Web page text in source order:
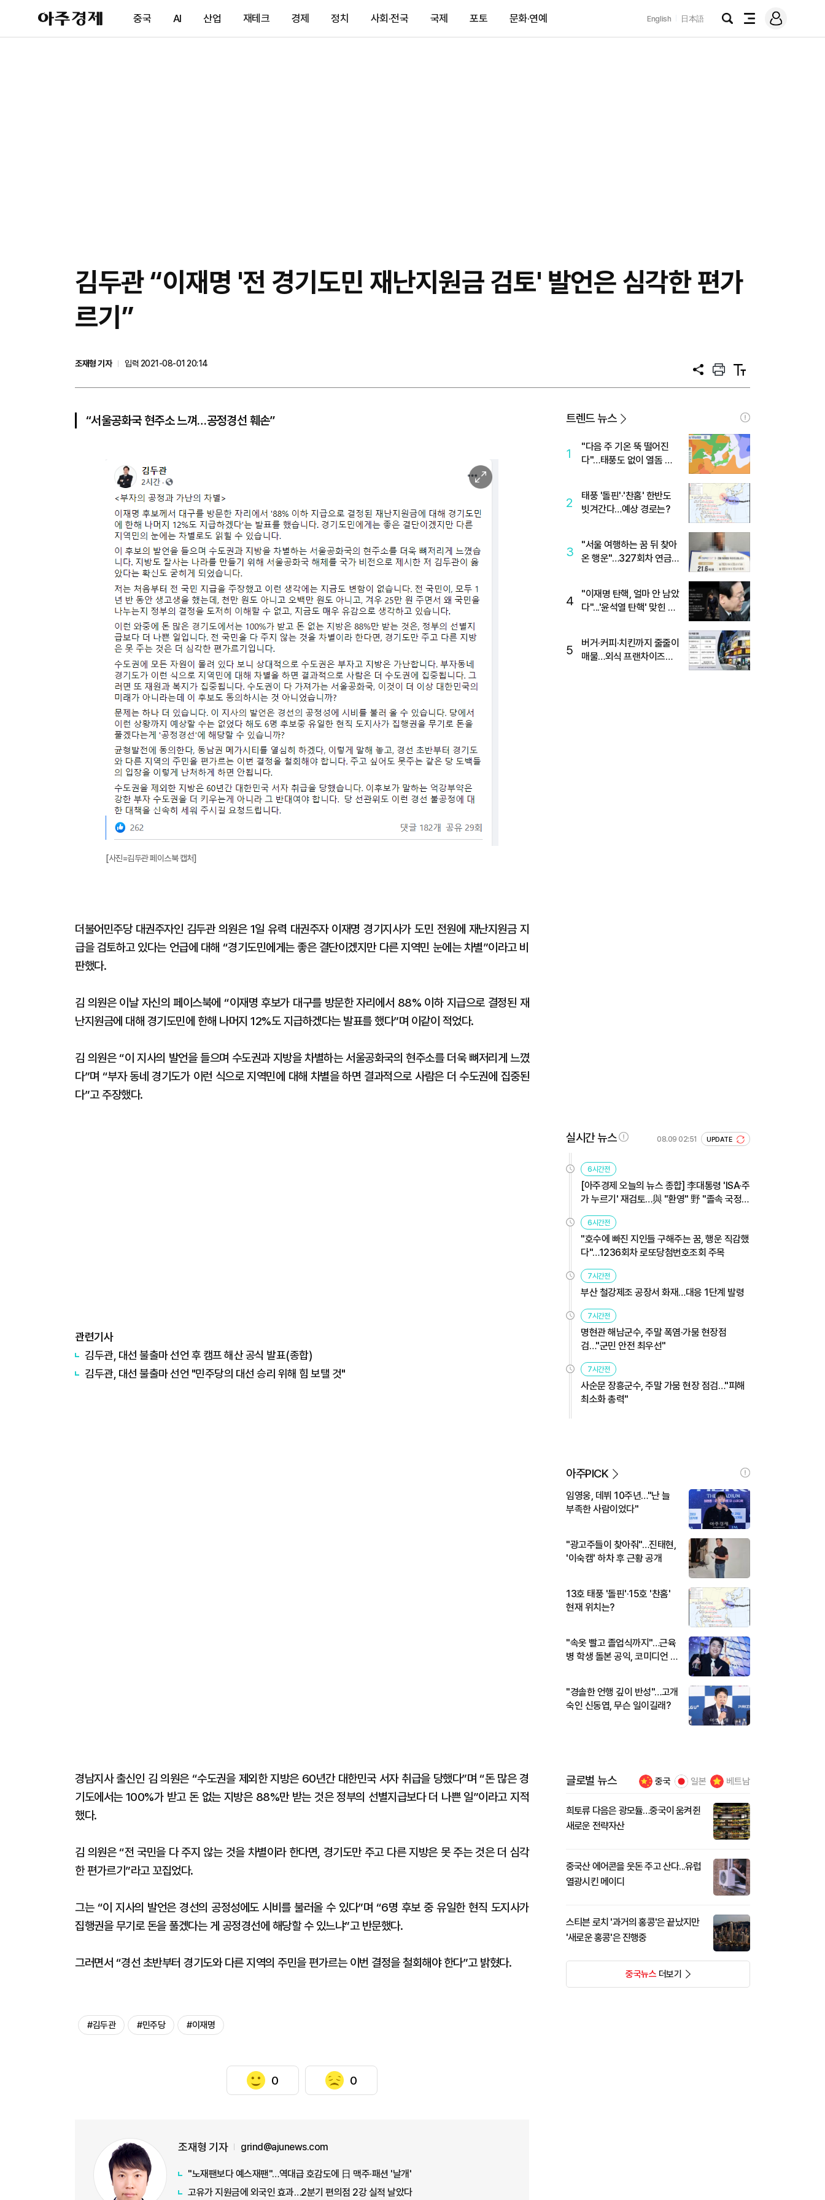
아
주
제
중국 AI 산업 재테크 경제 정치 사회·전국 국제 포토 문화·연예 English 日本語
검
전
메
그
김두관 “이재명 '전 경기도민 재난지원금 검토' 발언은 심각한 편가
르기”
조재형 기자
입력 2021-08-01 20:14
공
프
트
텍
트
“서울공화국 현주소 느껴…공정경선 훼손”
이
미
지
확
대
[사진=김두관 페이스북 캡처]
더불어민주당 대권주자인 김두관 의원은 1일 유력 대권주자 이재명 경기지사가 도민 전원에 재난지원금 지
급을 검토하고 있다는 언급에 대해 “경기도민에게는 좋은 결단이겠지만 다른 지역민 눈에는 차별”이라고 비
판했다.
김 의원은 이날 자신의 페이스북에 “이재명 후보가 대구를 방문한 자리에서 88% 이하 지급으로 결정된 재
난지원금에 대해 경기도민에 한해 나머지 12%도 지급하겠다는 발표를 했다”며 이같이 적었다.
김 의원은 “이 지사의 발언을 들으며 수도권과 지방을 차별하는 서울공화국의 현주소를 더욱 뼈저리게 느꼈
다”며 “부자 동네 경기도가 이런 식으로 지역민에 대해 차별을 하면 결과적으로 사람은 더 수도권에 집중된
다”고 주장했다.
관련기사
김두관, 대선 불출마 선언 후 캠프 해산 공식 발표(종합)
김두관, 대선 불출마 선언 "민주당의 대선 승리 위해 힘 보탤 것"
경남지사 출신인 김 의원은 “수도권을 제외한 지방은 60년간 대한민국 서자 취급을 당했다”며 “돈 많은 경
기도에서는 100%가 받고 돈 없는 지방은 88%만 받는 것은 정부의 선별지급보다 더 나쁜 일”이라고 지적
했다.
김 의원은 “전 국민을 다 주지 않는 것을 차별이라 한다면, 경기도만 주고 다른 지방은 못 주는 것은 더 심각
한 편가르기”라고 꼬집었다.
그는 “이 지사의 발언은 경선의 공정성에도 시비를 불러올 수 있다”며 “6명 후보 중 유일한 현직 도지사가
집행권을 무기로 돈을 풀겠다는 게 공정경선에 해당할 수 있느냐”고 반문했다.
그러면서 “경선 초반부터 경기도와 다른 지역의 주민을 편가르는 이번 결정을 철회해야 한다”고 밝혔다.
#김두관 #민주당 #이재명
0 0
조재형 기자 grind@ajunews.com
"노재팬보다 예스재팬"…역대급 호감도에 日 맥주·패션 '날개'
고유가 지원금에 외국인 효과…2분기 편의점 2강 실적 날았다
트렌드 뉴스
1
"다음 주 기온 뚝 떨어진
다"…태풍도 없이 열돔 박
2
태풍 '돌핀'·'찬홈' 한반도
빗겨간다…예상 경로는?
3
"서울 여행하는 꿈 뒤 찾아
온 행운"…327회차 연금
4
"이재명 탄핵, 얼마 안 남았
다"...'윤석열 탄핵' 맞힌 무
5
버거·커피·치킨까지 줄줄이
매물…외식 프랜차이즈
실시간 뉴스 08.09 02:51 UPDATE
6시간전
[아주경제 오늘의 뉴스 종합] 李대통령 'ISA·주
가 누르기' 재검토…與 "환영" 野 "졸속 국정"
外
6시간전
"호수에 빠진 지인들 구해주는 꿈, 행운 직감했
다"…1236회차 로또당첨번호조회 주목
7시간전
부산 철강제조 공장서 화재…대응 1단계 발령
7시간전
명현관 해남군수, 주말 폭염·가뭄 현장점
검…"군민 안전 최우선"
7시간전
사순문 장흥군수, 주말 가뭄 현장 점검…"피해
최소화 총력"
아주PICK
임영웅, 데뷔 10주년…"난 늘
부족한 사람이었다"
"광고주들이 찾아줘"…진태현,
'이숙캠' 하차 후 근황 공개
13호 태풍 '돌핀'·15호 '찬홈'
현재 위치는?
"속옷 빨고 졸업식까지"…근육
병 학생 돌본 공익, 코미디언 김
"경솔한 언행 깊이 반성"…고개
숙인 신동엽, 무슨 일이길래?
글로벌 뉴스 중국 일본 베트남
희토류 다음은 광모듈…중국이 움켜쥔
새로운 전략자산
중국산 에어콘을 웃돈 주고 산다...유럽
열광시킨 메이디
스티븐 로치 '과거의 홍콩'은 끝났지만
'새로운 홍콩'은 진행중
중국뉴스더보기